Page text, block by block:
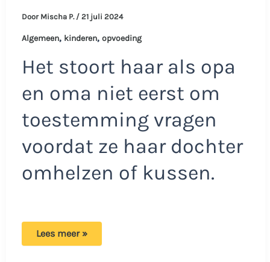
Door Mischa P. / 21 juli 2024
Algemeen, kinderen, opvoeding
Het stoort haar als opa
en oma niet eerst om
toestemming vragen
voordat ze haar dochter
omhelzen of kussen.
Moeder
Lees meer »